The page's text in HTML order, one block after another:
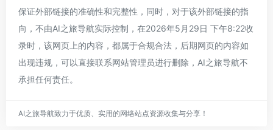
保证外部链接的准确性和完整性，同时，对于该外部链接的指
向，不由AI之旅导航实际控制，在2026年5月29日 下午8:22收
录时，该网页上的内容，都属于合规合法，后期网页的内容如
出现违规，可以直接联系网站管理员进行删除，AI之旅导航不
承担任何责任。
AI之旅导航致力于优质、实用的网络站点资源收集与分享！